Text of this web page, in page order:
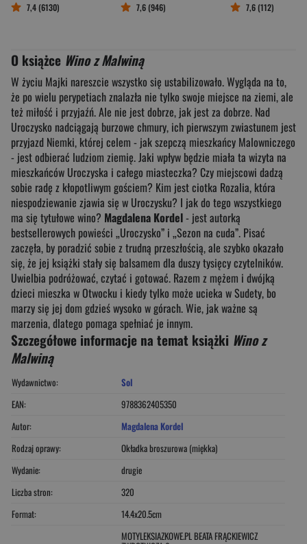
7,4 (6130) 7,6 (946) 7,6 (112)
O książce Wino z Malwiną
W życiu Majki nareszcie wszystko się ustabilizowało. Wygląda na to,
że po wielu perypetiach znalazła nie tylko swoje miejsce na ziemi, ale
też miłość i przyjaźń. Ale nie jest dobrze, jak jest za dobrze. Nad
Uroczysko nadciągają burzowe chmury, ich pierwszym zwiastunem jest
przyjazd Niemki, której celem - jak szepczą mieszkańcy Malowniczego
- jest odbierać ludziom ziemię. Jaki wpływ będzie miała ta wizyta na
mieszkańców Uroczyska i całego miasteczka? Czy miejscowi dadzą
sobie radę z kłopotliwym gościem? Kim jest ciotka Rozalia, która
niespodziewanie zjawia się w Uroczysku? I jak do tego wszystkiego
ma się tytułowe wino? Magdalena Kordel- jest autorką
bestsellerowych powieści „Uroczysko” i „Sezon na cuda”. Pisać
zaczęła, by poradzić sobie z trudną przeszłością, ale szybko okazało
się, że jej książki stały się balsamem dla duszy tysięcy czytelników.
Uwielbia podróżować, czytać i gotować. Razem z mężem i dwójką
dzieci mieszka w Otwocku i kiedy tylko może ucieka w Sudety, bo
marzy się jej dom gdzieś wysoko w górach. Wie, jak ważne są
marzenia, dlatego pomaga spełniać je innym.
Szczegółowe informacje na temat książki Wino z
Malwiną
Wydawnictwo:
Sol
EAN:
9788362405350
Autor:
Magdalena Kordel
Rodzaj oprawy:
Okładka broszurowa (miękka)
Wydanie:
drugie
Liczba stron:
320
Format:
14.4x20.5cm
MOTYLEKSIAZKOWE.PL BEATA FRĄCKIEWICZ